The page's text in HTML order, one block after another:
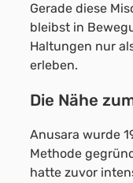
Gerade diese
bleibst in
Haltungen nur
erleben.
Die Nähe
Anusara wurde
Methode
hatte zuvor